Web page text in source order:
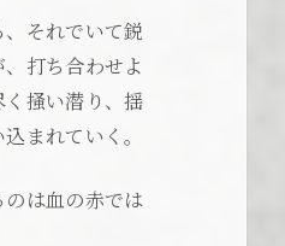
それでいて鋭
打ち合わせよ
く掻い潜り、揺
まれていく。
は血の赤では